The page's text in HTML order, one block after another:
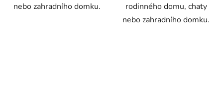
nebo zahradního domku.
rodinného domu, chaty
nebo zahradního domku.